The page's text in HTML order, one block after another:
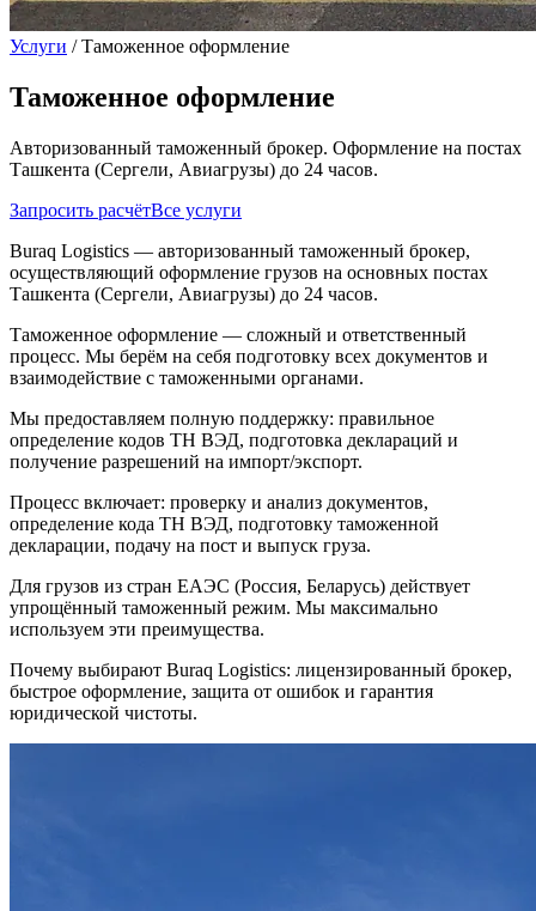
Услуги /Таможенное оформление
Таможенное оформление
Авторизованный таможенный брокер. Оформление на постах
Ташкента (Сергели, Авиагрузы) до 24 часов.
Запросить расчётВсе услуги
Buraq Logistics — авторизованный таможенный брокер,
осуществляющий оформление грузов на основных постах
Ташкента (Сергели, Авиагрузы) до 24 часов.
Таможенное оформление — сложный и ответственный
процесс. Мы берём на себя подготовку всех документов и
взаимодействие с таможенными органами.
Мы предоставляем полную поддержку: правильное
определение кодов ТН ВЭД, подготовка деклараций и
получение разрешений на импорт/экспорт.
Процесс включает: проверку и анализ документов,
определение кода ТН ВЭД, подготовку таможенной
декларации, подачу на пост и выпуск груза.
Для грузов из стран ЕАЭС (Россия, Беларусь) действует
упрощённый таможенный режим. Мы максимально
используем эти преимущества.
Почему выбирают Buraq Logistics: лицензированный брокер,
быстрое оформление, защита от ошибок и гарантия
юридической чистоты.